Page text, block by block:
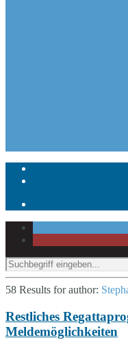
58 Results forauthor:
Restliches
Meldemöglichkeiten